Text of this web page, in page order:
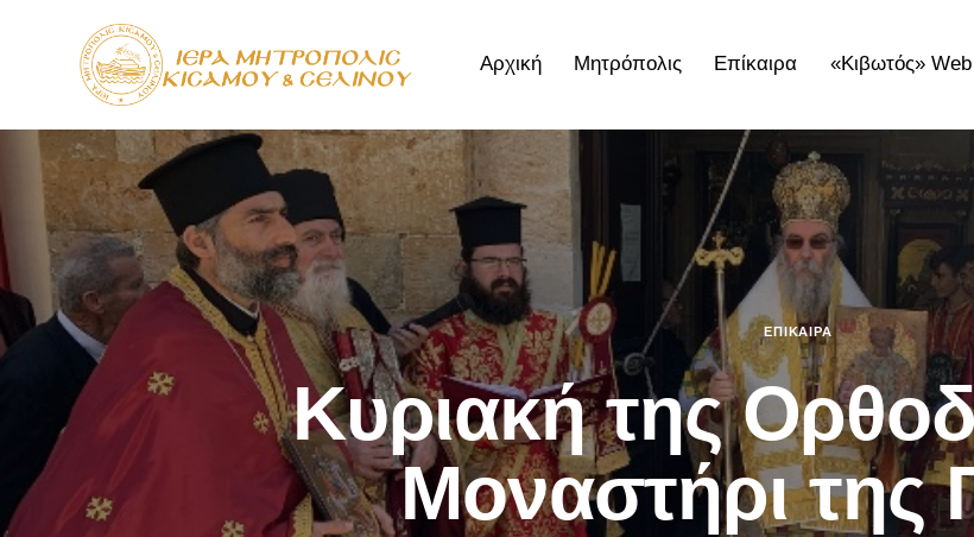
Αρχική Μητρόπολις Επίκαιρα «Κιβωτός»
Αρχική Μητρόπολις «Κιβωτός» Web TV
ΕΠΊΚΑΙΡΑ
Κυριακή της
Μοναστήρι της